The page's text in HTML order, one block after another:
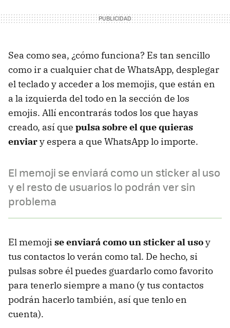
Sea como sea, ¿cómo funciona? Es tan sencillo
como ir a cualquier chat de WhatsApp, desplegar
el teclado y acceder a los memojis, que están en
a la izquierda del todo en la sección de los
emojis. Allí encontrarás todos los que hayas
creado, así que pulsa sobre el que quieras
enviary espera a que WhatsApp lo importe.
El memoji se enviará como un sticker al uso
y el resto de usuarios lo podrán ver sin
problema
El memoji se enviará como un sticker al usoy
tus contactos lo verán como tal. De hecho, si
pulsas sobre él puedes guardarlo como favorito
para tenerlo siempre a mano (y tus contactos
podrán hacerlo también, así que tenlo en
cuenta).